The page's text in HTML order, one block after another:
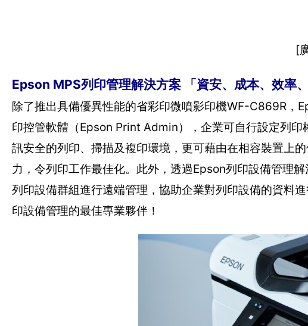
[
Epson MPS列印管理解決方案 「資安、成本、效率
除了推出具備優異性能的省彩印微噴影印機WF-C869R，
印控管軟體（Epson Print Admin），企業可自行設定列
訊安全的列印、掃描及複印環境，更可藉由在相容裝置上
力，令列印工作最佳化。此外，透過Epson列印設備管理
列印設備群組進行遠端管理，協助企業對列印設備的資料
印設備管理的最佳專業夥伴！